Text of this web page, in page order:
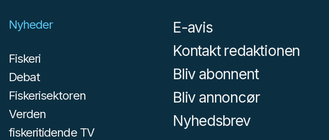
Nyheder
Fiskeri
Debat
Fiskerisektoren
Verden
fiskeritidende TV
E-avis
Kontakt redaktionen
Bliv abonnent
Bliv annoncør
Nyhedsbrev